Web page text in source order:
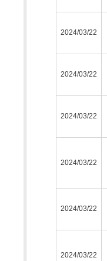
2024/03/22
2024/03/22
2024/03/22
2024/03/22
2024/03/22
2024/03/22